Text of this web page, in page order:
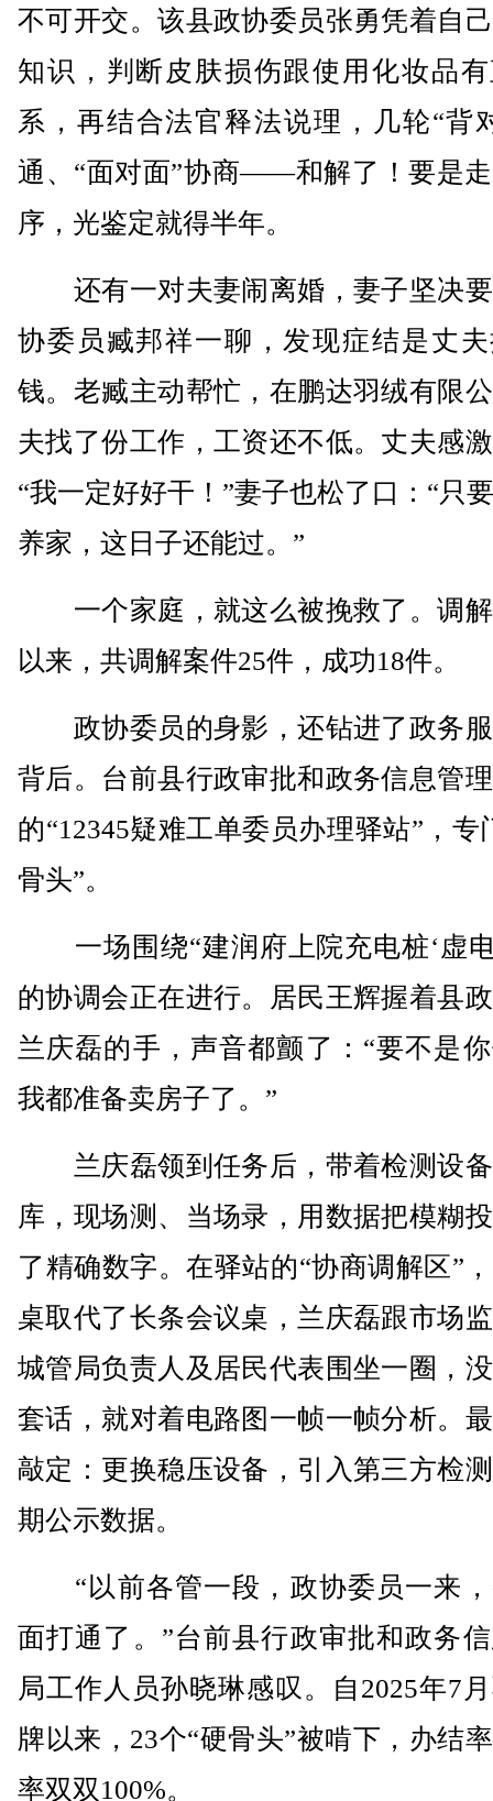
不可开交。该县政协委员张勇凭着自
知识，判断皮肤损伤跟使用化妆品
系，再结合法官释法说理，几轮“背
通、“面对面”协商——和解了！要是
序，光鉴定就得半年。
还有一对夫妻闹离婚，妻子坚决
协委员臧邦祥一聊，发现症结是丈
钱。老臧主动帮忙，在鹏达羽绒有限
夫找了份工作，工资还不低。丈夫感
“我一定好好干！”妻子也松了口：“只
养家，这日子还能过。”
一个家庭，就这么被挽救了。调
以来，共调解案件25件，成功18件。
政协委员的身影，还钻进了政务
背后。台前县行政审批和政务信息管
的“12345疑难工单委员办理驿站”，专
骨头”。
一场围绕“建润府上院充电桩‘虚电
的协调会正在进行。居民王辉握着县
兰庆磊的手，声音都颤了：“要不是
我都准备卖房子了。”
兰庆磊领到任务后，带着检测设
库，现场测、当场录，用数据把模糊
了精确数字。在驿站的“协商调解区”
桌取代了长条会议桌，兰庆磊跟市场
城管局负责人及居民代表围坐一圈，
套话，就对着电路图一帧一帧分析。
敲定：更换稳压设备，引入第三方检
期公示数据。
“以前各管一段，政协委员一来，
面打通了。”台前县行政审批和政务
局工作人员孙晓琳感叹。自2025年7
牌以来，23个“硬骨头”被啃下，办结
率双双100%。